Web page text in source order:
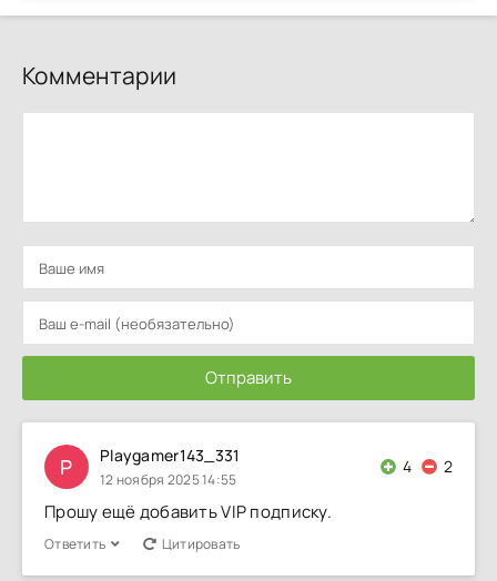
Комментарии
Отправить
P Playgamer143_331
12 ноября 2025 14:55
4 2
Прошу ещё добавить VIP подписку.
Ответить Цитировать